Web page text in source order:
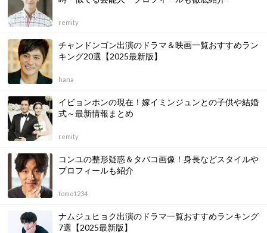
remity
チャンドンゴン出演のドラマ＆映画一覧おすすめラン
キング20選【2025最新版】
hana
イビョンホンの現在！嫁イミンジュンとの子供や結婚
式～最新情報まとめ
remity
コンユの整形疑惑＆タバコ画像！身長などスタイルや
プロフィールも紹介
tomo1234
ナムジュヒョク出演のドラマ一覧おすすめランキング
7選【2025最新版】